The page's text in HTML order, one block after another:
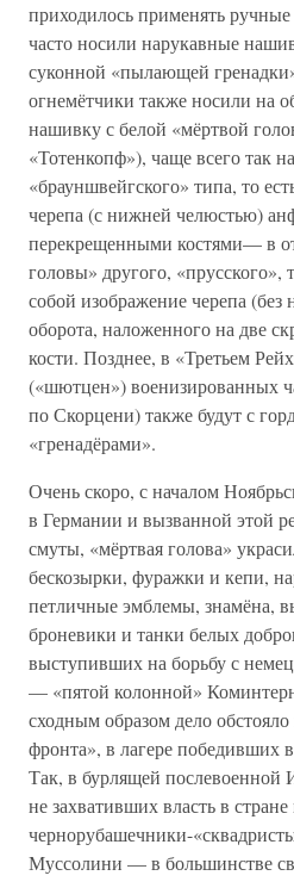
приходилось применять
часто носили нарукавные
суконной «пылающей
огнемётчики также носили на
нашивку с белой «мёртвой
«Тотенкопф»), чаще всего так
«брауншвейгского» типа, то
черепа (с нижней челюстью)
перекрещенными костями— в
головы» другого, «прусского»,
собой изображение черепа
оборота, наложенного на две
кости. Позднее, в «Третьем
(«шютцен») военизированных
по Скорцени) также будут с
«гренадёрами».
Очень скоро, с началом
в Германии и вызванной этой
смуты, «мёртвая голова»
бескозырки, фуражки и кепи,
петличные эмблемы, знамёна,
броневики и танки белых
выступивших на борьбу с
— «пятой колонной»
сходным образом дело
фронта», в лагере победивших
Так, в бурлящей послевоенной
не захвативших власть в
чернорубашечники-
Муссолини — в большинстве